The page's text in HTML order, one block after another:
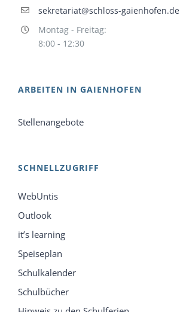
sekretariat@schloss-gaienhofen.de
Montag - Freitag:
8:00 - 12:30
ARBEITEN IN GAIENHOFEN
Stellenangebote
SCHNELLZUGRIFF
WebUntis
Outlook
it’s learning
Speiseplan
Schulkalender
Schulbücher